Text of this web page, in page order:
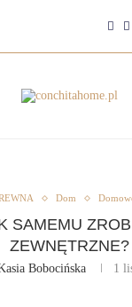
Dom
SAMEMU
ZEWNĘTRZNE?
Bobocińska 1